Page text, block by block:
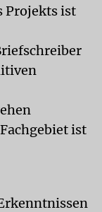
Projekts ist
ist